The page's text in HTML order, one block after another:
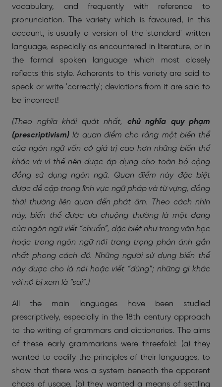
vocabulary, and frequently with reference to
pronunciation. The variety which is favoured, in this
account, is usually a version of the 'standard' written
language, especially as encountered in literature, or in
the formal spoken language which most closely
reflects this style. Adherents to this variety are said to
speak or write 'correctly'; deviations from it are said to
be 'incorrect!
(Theo nghĩa khái quát nhất, chủ nghĩa quy phạm
(prescriptivism) là quan điểm cho rằng một biến thể
của ngôn ngữ vốn có giá trị cao hơn những biến thể
khác và vì thế nên được áp dụng cho toàn bộ cộng
đồng sử dụng ngôn ngữ. Quan điểm này đặc biệt
được đề cập trong lĩnh vực ngữ pháp và từ vựng, đồng
thời thường liên quan đến phát âm. Theo cách nhìn
này, biến thể được ưa chuộng thường là một dạng
của ngôn ngữ viết “chuẩn”, đặc biệt như trong văn học
hoặc trong ngôn ngữ nói trang trọng phản ánh gần
nhất phong cách đó. Những người sử dụng biến thể
này được cho là nói hoặc viết “đúng”; những gì khác
với nó bị xem là “sai”.)
All the main languages have been studied
prescriptively, especially in the 18th century approach
to the writing of grammars and dictionaries. The aims
of these early grammarians were threefold: (a) they
wanted to codify the principles of their languages, to
show that there was a system beneath the apparent
chaos of usage, (b) they wanted a means of settling